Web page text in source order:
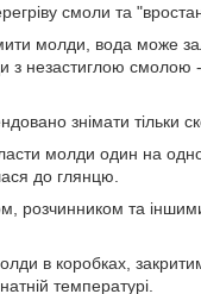
смоли та
молди, вода може
з незастиглою смолою
знімати тільки
молди один на
до глянцю.
розчинником та
в коробках,
температурі.